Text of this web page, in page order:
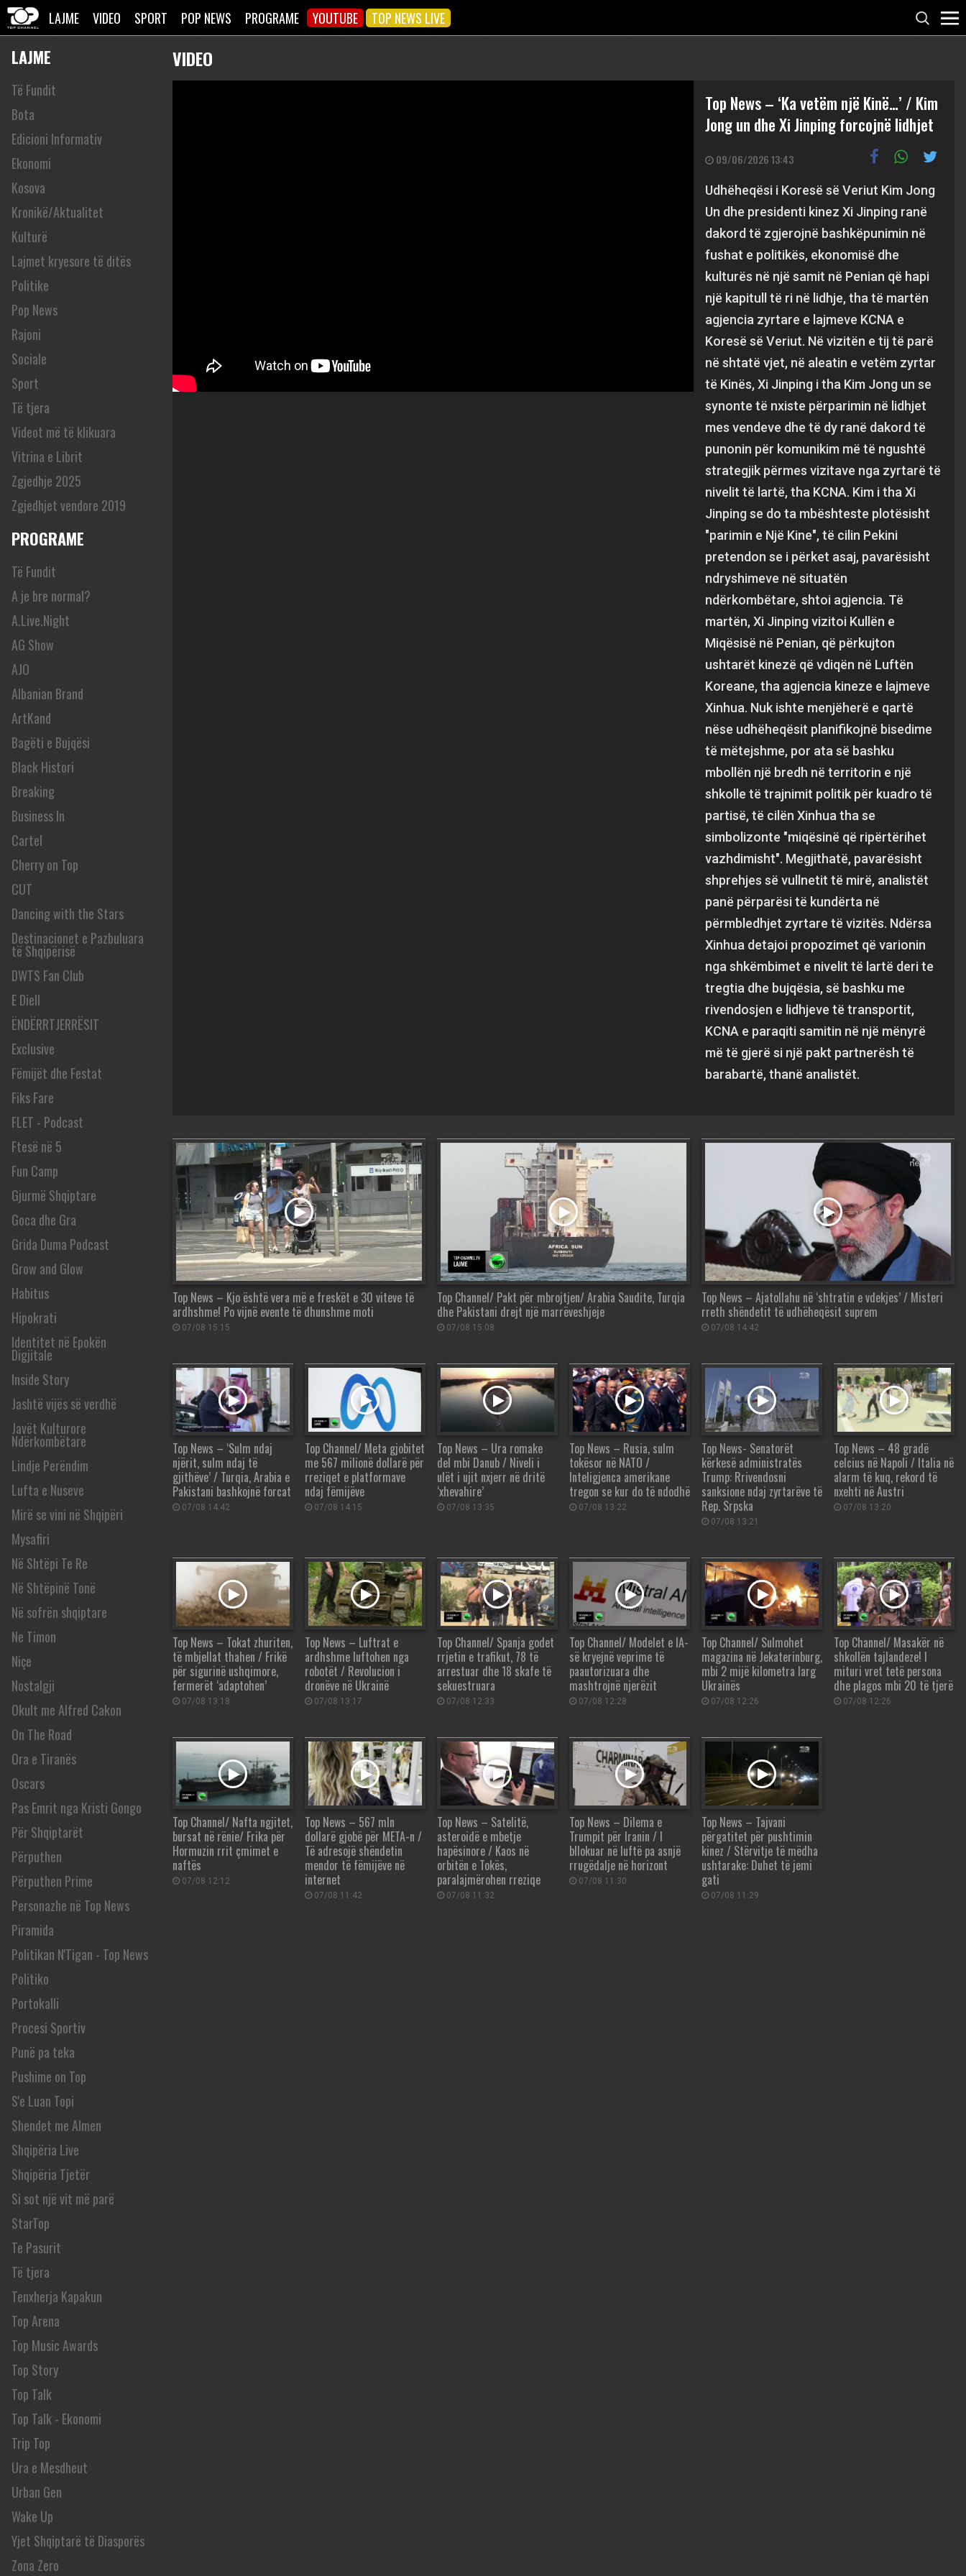
LAJME VIDEO SPORT POP NEWS PROGRAME YOUTUBE TOP NEWS LIVE
LAJME
Të Fundit
Bota
Edicioni Informativ
Ekonomi
Kosova
Kronikë/Aktualitet
Kulturë
Lajmet kryesore të ditës
Politike
Pop News
Rajoni
Sociale
Sport
Të tjera
Videot më të klikuara
Vitrina e Librit
Zgjedhje 2025
Zgjedhjet vendore 2019
PROGRAME
Të Fundit
A je bre normal?
A.Live.Night
AG Show
AJO
Albanian Brand
ArtKand
Bagëti e Bujqësi
Black Histori
Breaking
Business In
Cartel
Cherry on Top
CUT
Dancing with the Stars
Destinacionet e Pazbuluara
të Shqipërisë
DWTS Fan Club
E Diell
ËNDËRRTJERRËSIT
Exclusive
Fëmijët dhe Festat
Fiks Fare
FLET - Podcast
Ftesë në 5
Fun Camp
Gjurmë Shqiptare
Goca dhe Gra
Grida Duma Podcast
Grow and Glow
Habitus
Hipokrati
Identitet në Epokën
Digjitale
Inside Story
Jashtë vijës së verdhë
Javët Kulturore
Ndërkombëtare
Lindje Perëndim
Lufta e Nuseve
Mirë se vini në Shqipëri
Mysafiri
Në Shtëpi Te Re
Në Shtëpinë Tonë
Në sofrën shqiptare
Ne Timon
Niçe
Nostalgji
Okult me Alfred Cakon
On The Road
Ora e Tiranës
Oscars
Pas Emrit nga Kristi Gongo
Për Shqiptarët
Përputhen
Përputhen Prime
Personazhe në Top News
Piramida
Politikan N'Tigan - Top News
Politiko
Portokalli
Procesi Sportiv
Punë pa teka
Pushime on Top
S'e Luan Topi
Shendet me Almen
Shqipëria Live
Shqipëria Tjetër
Si sot një vit më parë
StarTop
Te Pasurit
Të tjera
Tenxherja Kapakun
Top Arena
Top Music Awards
Top Story
Top Talk
Top Talk - Ekonomi
Trip Top
Ura e Mesdheut
Urban Gen
Wake Up
Yjet Shqiptarë të Diasporës
Zona Zero
VIDEO
Top News – ‘Ka vetëm një Kinë…’ / Kim
Jong un dhe Xi Jinping forcojnë lidhjet
09/06/2026 13:43
Udhëheqësi i Koresë së Veriut Kim Jong
Un dhe presidenti kinez Xi Jinping ranë
dakord të zgjerojnë bashkëpunimin në
fushat e politikës, ekonomisë dhe
kulturës në një samit në Penian që hapi
një kapitull të ri në lidhje, tha të martën
agjencia zyrtare e lajmeve KCNA e
Koresë së Veriut. Në vizitën e tij të parë
në shtatë vjet, në aleatin e vetëm zyrtar
të Kinës, Xi Jinping i tha Kim Jong un se
synonte të nxiste përparimin në lidhjet
mes vendeve dhe të dy ranë dakord të
punonin për komunikim më të ngushtë
strategjik përmes vizitave nga zyrtarë të
nivelit të lartë, tha KCNA. Kim i tha Xi
Jinping se do ta mbështeste plotësisht
"parimin e Një Kine", të cilin Pekini
pretendon se i përket asaj, pavarësisht
ndryshimeve në situatën
ndërkombëtare, shtoi agjencia. Të
martën, Xi Jinping vizitoi Kullën e
Miqësisë në Penian, që përkujton
ushtarët kinezë që vdiqën në Luftën
Koreane, tha agjencia kineze e lajmeve
Xinhua. Nuk ishte menjëherë e qartë
nëse udhëheqësit planifikojnë bisedime
të mëtejshme, por ata së bashku
mbollën një bredh në territorin e një
shkolle të trajnimit politik për kuadro të
partisë, të cilën Xinhua tha se
simbolizonte "miqësinë që ripërtërihet
vazhdimisht". Megjithatë, pavarësisht
shprehjes së vullnetit të mirë, analistët
panë përparësi të kundërta në
përmbledhjet zyrtare të vizitës. Ndërsa
Xinhua detajoi propozimet që varionin
nga shkëmbimet e nivelit të lartë deri te
tregtia dhe bujqësia, së bashku me
rivendosjen e lidhjeve të transportit,
KCNA e paraqiti samitin në një mënyrë
më të gjerë si një pakt partnerësh të
barabartë, thanë analistët.
Top News – Kjo është vera më e freskët e 30 viteve të
ardhshme! Po vijnë evente të dhunshme moti
07/08 15:15
Top Channel/ Pakt për mbrojtjen/ Arabia Saudite, Turqia
dhe Pakistani drejt një marrëveshjeje
07/08 15:08
Top News – Ajatollahu në ‘shtratin e vdekjes’ / Misteri
rreth shëndetit të udhëheqësit suprem
07/08 14:42
Top News – ‘Sulm ndaj
njërit, sulm ndaj të
gjithëve’ / Turqia, Arabia e
Pakistani bashkojnë forcat
07/08 14:42
Top Channel/ Meta gjobitet
me 567 milionë dollarë për
rreziqet e platformave
ndaj fëmijëve
07/08 14:15
Top News – Ura romake
del mbi Danub / Niveli i
ulët i ujit nxjerr në dritë
‘xhevahire’
07/08 13:35
Top News – Rusia, sulm
tokësor në NATO /
Inteligjenca amerikane
tregon se kur do të ndodhë
07/08 13:22
Top News- Senatorët
kërkesë administratës
Trump: Rrivendosni
sanksione ndaj zyrtarëve të
Rep. Srpska
07/08 13:21
Top News – 48 gradë
celcius në Napoli / Italia në
alarm të kuq, rekord të
nxehti në Austri
07/08 13:20
Top News – Tokat zhuriten,
të mbjellat thahen / Frikë
për sigurinë ushqimore,
fermerët ‘adaptohen’
07/08 13:18
Top News – Luftrat e
ardhshme luftohen nga
robotët / Revolucion i
dronëve në Ukrainë
07/08 13:17
Top Channel/ Spanja godet
rrjetin e trafikut, 78 të
arrestuar dhe 18 skafe të
sekuestruara
07/08 12:33
Top Channel/ Modelet e IA-
së kryejnë veprime të
paautorizuara dhe
mashtrojnë njerëzit
07/08 12:28
Top Channel/ Sulmohet
magazina në Jekaterinburg,
mbi 2 mijë kilometra larg
Ukrainës
07/08 12:26
Top Channel/ Masakër në
shkollën tajlandeze! I
mituri vret tetë persona
dhe plagos mbi 20 të tjerë
07/08 12:26
Top Channel/ Nafta ngjitet,
bursat në rënie/ Frika për
Hormuzin rrit çmimet e
naftës
07/08 12:12
Top News – 567 mln
dollarë gjobë për META-n /
Të adresojë shëndetin
mendor të fëmijëve në
internet
07/08 11:42
Top News – Satelitë,
asteroidë e mbetje
hapësinore / Kaos në
orbitën e Tokës,
paralajmërohen rreziqe
07/08 11:32
Top News – Dilema e
Trumpit për Iranin / I
bllokuar në luftë pa asnjë
rrugëdalje në horizont
07/08 11:30
Top News – Tajvani
përgatitet për pushtimin
kinez / Stërvitje të mëdha
ushtarake: Duhet të jemi
gati
07/08 11:29